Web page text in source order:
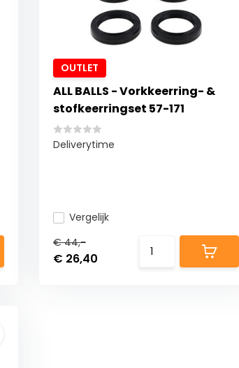
OUTLET
ALL BALLS - Vorkkeerring- &
stofkeerringset 57-171
Deliverytime
Vergelijk
€ 44,-
€ 26,40